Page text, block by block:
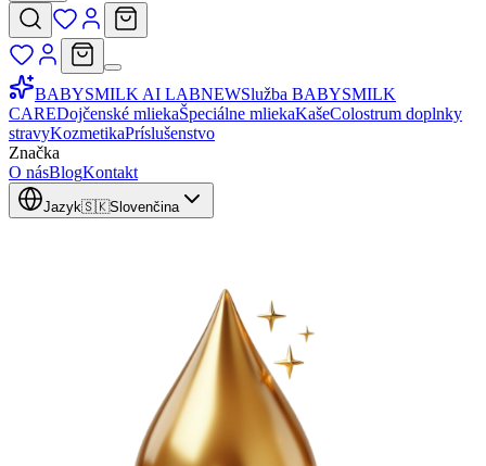
BABYSMILK AI LABNEWSlužba BABYSMILK
CAREDojčenské mliekaŠpeciálne mliekaKašeColostrum doplnky
stravyKozmetikaPríslušenstvo
Značka
O násBlogKontakt
Jazyk🇸🇰Slovenčina